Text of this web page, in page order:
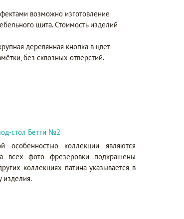
возможно изготовление
щита. Стоимость изделий
деревянная кнопка в цвет
без сквозных отверстий.
стол Бетти №2
коллекции являются
фото фрезеровки подкрашены
коллекциях патина указывается в
изделия.